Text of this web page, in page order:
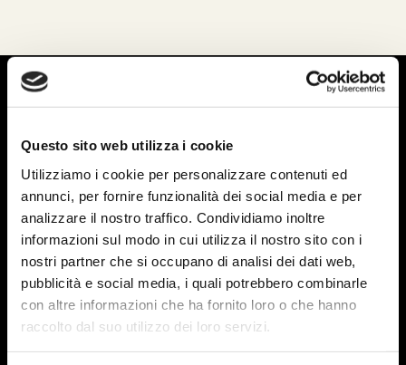
Questo sito web utilizza i cookie
Utilizziamo i cookie per personalizzare contenuti ed
annunci, per fornire funzionalità dei social media e per
analizzare il nostro traffico. Condividiamo inoltre
informazioni sul modo in cui utilizza il nostro sito con i
nostri partner che si occupano di analisi dei dati web,
pubblicità e social media, i quali potrebbero combinarle
con altre informazioni che ha fornito loro o che hanno
raccolto dal suo utilizzo dei loro servizi.
Frantoio & Museo dell’Olio
Via Cagnano, 6
05020 Montecchio (TR)
Umbria • Italy